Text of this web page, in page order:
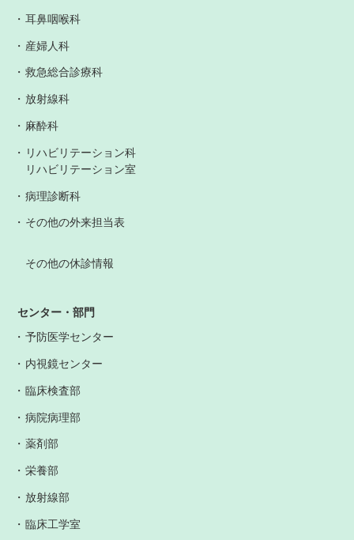
耳鼻咽喉科
産婦人科
救急総合診療科
放射線科
麻酔科
リハビリテーション科
リハビリテーション室
病理診断科
その他の外来担当表
その他の休診情報
センター・部門
予防医学センター
内視鏡センター
臨床検査部
病院病理部
薬剤部
栄養部
放射線部
臨床工学室